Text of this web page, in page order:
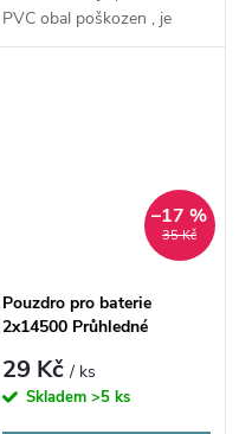
PVC obal poškozen , je
možné nahradit
35 Kč
–17 %
Pouzdro pro baterie
2x14500 Průhledné
29 Kč/ ks
Skladem >5 ks